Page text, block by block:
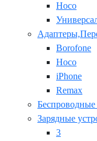
Hoco
Borofone
Hoco
iPhone
Remax
Беспроводные
Зарядные
3